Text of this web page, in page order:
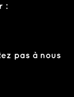
:
pas à nous